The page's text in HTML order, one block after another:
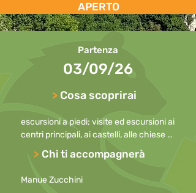
APERTO
Partenza
03/09/26
> Cosa scoprirai
escursioni a piedi; visite ed escursioni ai
centri principali, ai castelli, alle chiese e
abbazie rurali, ai monumenti più belli
della Valmarecchia.
> Chi ti accompagnerà
Manue Zucchini